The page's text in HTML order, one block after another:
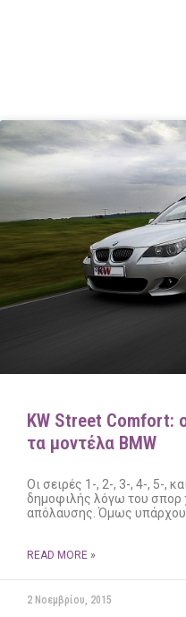
KW Street Comfort:
τα μοντέλα BMW
Οι σειρές 1-, 2-, 3-, 4-, 5-,
δημοφιλής λόγω του σπορ
απόλαυσης. Όμως
READ MORE »
2 Νοεμβρίου, 2015